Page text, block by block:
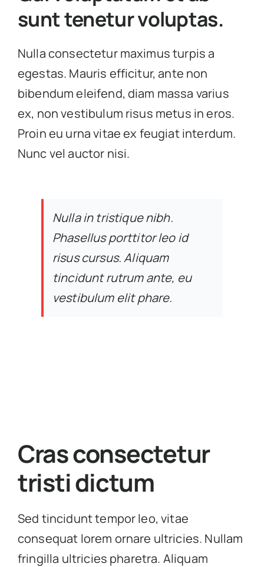
sunt tenetur voluptas.
Nulla consectetur maximus turpis a
egestas. Mauris efficitur, ante non
bibendum eleifend, diam massa varius
ex, non vestibulum risus metus in eros.
Proin eu urna vitae ex feugiat interdum.
Nunc vel auctor nisi.
Nulla in tristique nibh.
Phasellus porttitor leo id
risus cursus. Aliquam
tincidunt rutrum ante, eu
vestibulum elit phare.
Cras consectetur
tristi dictum
Sed tincidunt tempor leo, vitae
consequat lorem ornare ultricies. Nullam
fringilla ultricies pharetra. Aliquam